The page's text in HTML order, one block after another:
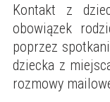
Kontakt z
obowiązek
poprzez
dziecka z
rozmowy